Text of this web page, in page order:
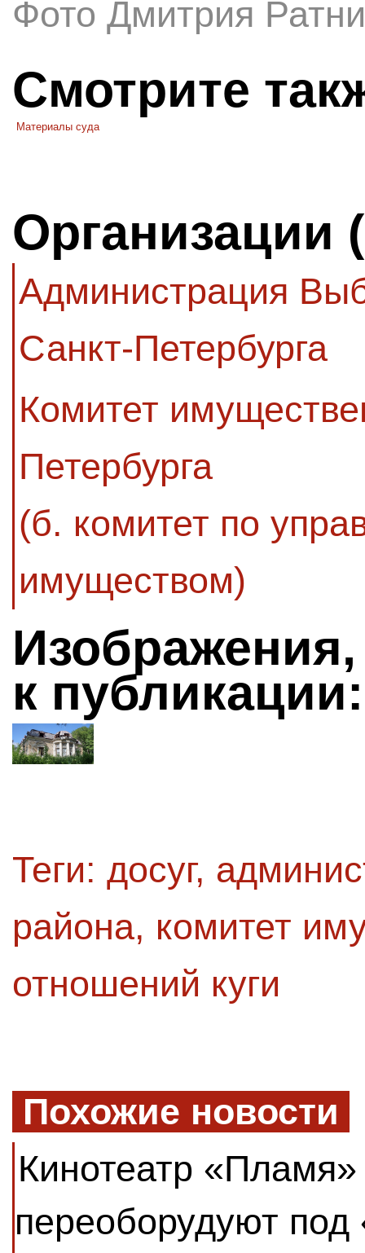
Фото Дмитрия
Смотрите
Материалы суда
Организации
Администрация
Санкт-Петербурга
Комитет
Петербурга
(б. комитет по
имуществом)
к публикации:
Теги: досуг,
района, комитет
отношений куги
Похожие новости
Кинотеатр
переоборудуют под